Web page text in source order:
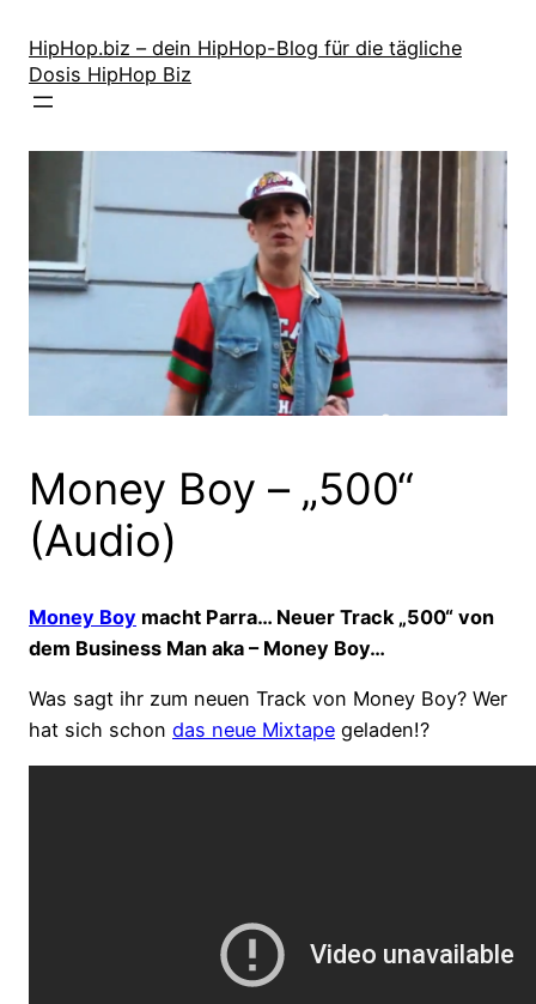
Inhalt
springen
HipHop.biz – dein HipHop-Blog für die tägliche
Dosis HipHop Biz
Money Boy – „500“
(Audio)
Money Boy macht Parra… Neuer Track „500“ von
dem Business Man aka – Money Boy…
Was sagt ihr zum neuen Track von Money Boy? Wer
hat sich schon das neue Mixtape geladen!?